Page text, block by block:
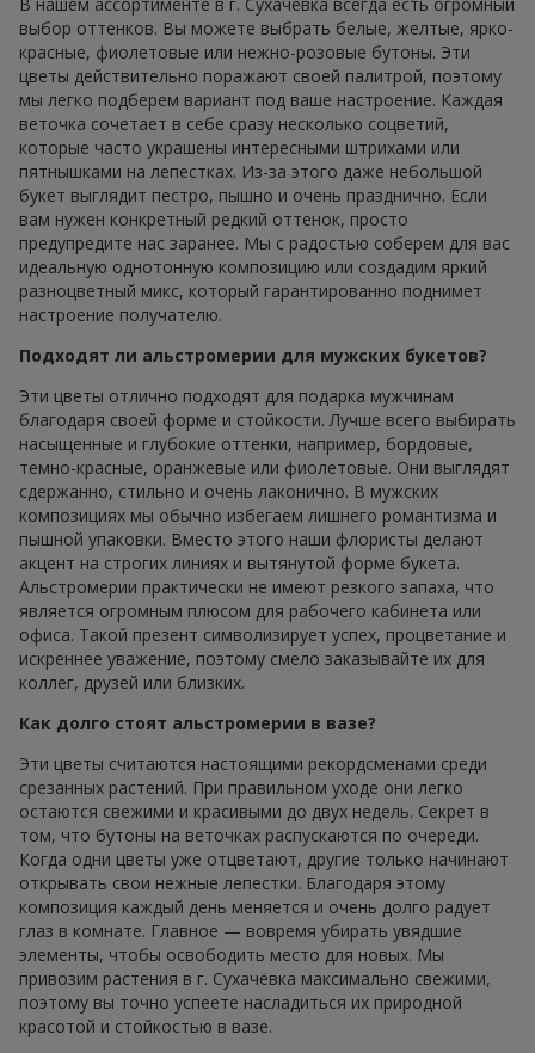
выбор оттенков. Вы можете выбрать белые, желтые, ярко-
красные, фиолетовые или нежно-розовые бутоны. Эти
цветы действительно поражают своей палитрой, поэтому
мы легко подберем вариант под ваше настроение. Каждая
веточка сочетает в себе сразу несколько соцветий,
которые часто украшены интересными штрихами или
пятнышками на лепестках. Из-за этого даже небольшой
букет выглядит пестро, пышно и очень празднично. Если
вам нужен конкретный редкий оттенок, просто
предупредите нас заранее. Мы с радостью соберем для вас
идеальную однотонную композицию или создадим яркий
разноцветный микс, который гарантированно поднимет
настроение получателю.
Подходят ли альстромерии для мужских букетов?
Эти цветы отлично подходят для подарка мужчинам
благодаря своей форме и стойкости. Лучше всего выбирать
насыщенные и глубокие оттенки, например, бордовые,
темно-красные, оранжевые или фиолетовые. Они выглядят
сдержанно, стильно и очень лаконично. В мужских
композициях мы обычно избегаем лишнего романтизма и
пышной упаковки. Вместо этого наши флористы делают
акцент на строгих линиях и вытянутой форме букета.
Альстромерии практически не имеют резкого запаха, что
является огромным плюсом для рабочего кабинета или
офиса. Такой презент символизирует успех, процветание и
искреннее уважение, поэтому смело заказывайте их для
коллег, друзей или близких.
Как долго стоят альстромерии в вазе?
Эти цветы считаются настоящими рекордсменами среди
срезанных растений. При правильном уходе они легко
остаются свежими и красивыми до двух недель. Секрет в
том, что бутоны на веточках распускаются по очереди.
Когда одни цветы уже отцветают, другие только начинают
открывать свои нежные лепестки. Благодаря этому
композиция каждый день меняется и очень долго радует
глаз в комнате. Главное — вовремя убирать увядшие
элементы, чтобы освободить место для новых. Мы
привозим растения в г. Сухачёвка максимально свежими,
поэтому вы точно успеете насладиться их природной
красотой и стойкостью в вазе.